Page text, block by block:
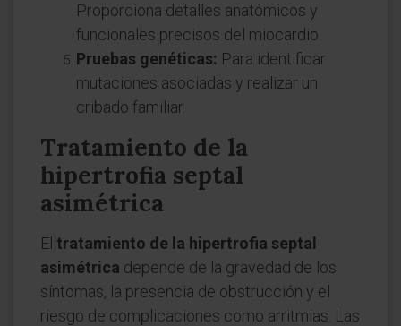
Proporciona detalles anatómicos y
funcionales precisos del miocardio.
Pruebas genéticas: Para identificar
mutaciones asociadas y realizar un
cribado familiar.
Tratamiento de la
hipertrofia septal
asimétrica
El tratamiento de la hipertrofia septal
asimétrica depende de la gravedad de los
síntomas, la presencia de obstrucción y el
riesgo de complicaciones como arritmias. Las